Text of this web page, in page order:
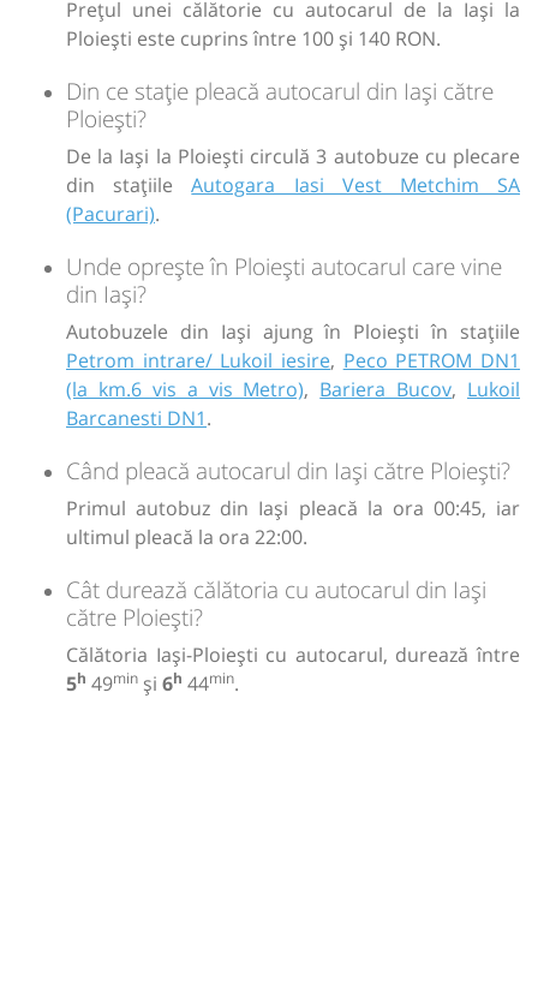
Prețul unei călătorie cu autocarul de la Iași la
Ploiești este cuprins între 100 și 140 RON.
Din ce stație pleacă autocarul din Iași către
Ploiești?
De la Iași la Ploiești circulă 3 autobuze cu plecare
din stațiileAutogara Iasi Vest Metchim SA
(Pacurari).
Unde oprește în Ploiești autocarul care vine
din Iași?
Autobuzele din Iași ajung în Ploiești în stațiile
Petrom intrare/ Lukoil iesire, Peco PETROM DN1
(la km.6 vis a vis Metro), Bariera Bucov, Lukoil
Barcanesti DN1.
Când pleacă autocarul din Iași către Ploiești?
Primul autobuz din Iași pleacă la ora 00:45, iar
ultimul pleacă la ora 22:00.
Cât durează călătoria cu autocarul din Iași
către Ploiești?
Călătoria Iași-Ploiești cu autocarul, durează între
5h 49min și 6h 44min.